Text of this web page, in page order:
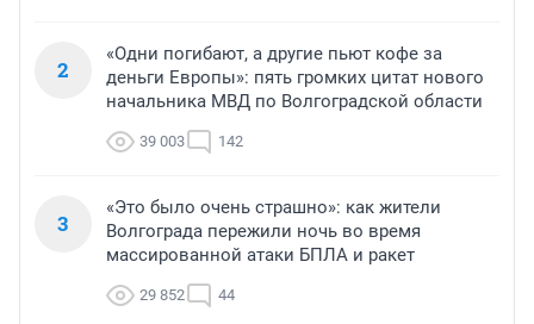
2
«Одни погибают, а другие пьют кофе за
деньги Европы»: пять громких цитат нового
начальника МВД по Волгоградской области
39 003 142
3
«Это было очень страшно»: как жители
Волгограда пережили ночь во время
массированной атаки БПЛА и ракет
29 852 44